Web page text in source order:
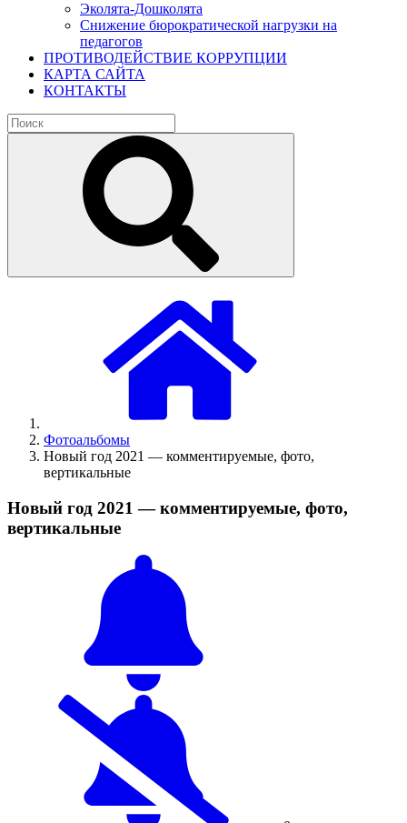
Эколята-Дошколята
Снижение бюрократической нагрузки на
педагогов
ПРОТИВОДЕЙСТВИЕ КОРРУПЦИИ
КАРТА САЙТА
КОНТАКТЫ
Фотоальбомы
Новый год 2021 — комментируемые, фото,
вертикальные
Новый год 2021 — комментируемые, фото,
вертикальные